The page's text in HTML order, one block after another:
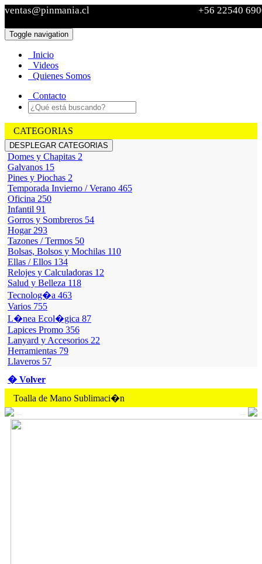
ventas@pinmania.cl +56 22540
Toggle navigation
Inicio
Videos
Quienes Somos
Contacto
CATEGORIAS
DESPLEGAR CATEGORIAS
Domes y Chapitas 2
Galvanos 15
Pines y Piochas 2
Temporada Invierno / Verano 465
Oficina 250
Infantil 91
Gorros y Sombreros 54
Hogar 293
Tazones / Termos 50
Bolsas, Bolsos y Mochilas 110
Ellas / Ellos 134
Relojes y Calculadoras 12
Salud y Belleza 118
Tecnolog�a 463
Varios 755
L�nea Ecol�gica 87
Lapices Promo 356
Lanyard y Accesorios 22
Herramientas 79
Llaveros 57
� Volver
Toalla de Mano Sublimaci�n
--
--